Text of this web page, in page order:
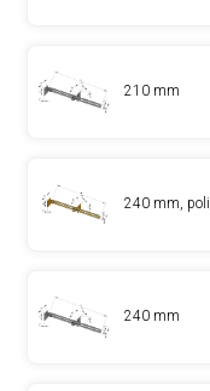
210 mm
240 mm, poli
240 mm